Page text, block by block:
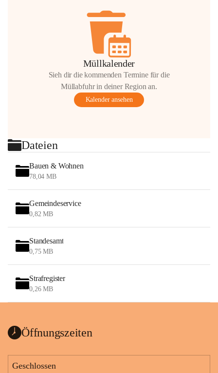
Müllkalender
Sieh dir die kommenden Termine für die
Müllabfuhr in deiner Region an.
Kalender ansehen
Dateien
Bauen & Wohnen
78,04 MB
Gemeindeservice
0,82 MB
Standesamt
0,75 MB
Strafregister
0,26 MB
Öffnungszeiten
Geschlossen